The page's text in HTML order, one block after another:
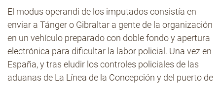
El modus operandi de los imputados consistía en
enviar a Tánger o Gibraltar a gente de la organización
en un vehículo preparado con doble fondo y apertura
electrónica para dificultar la labor policial. Una vez en
España, y tras eludir los controles policiales de las
aduanas de La Línea de la Concepción y del puerto de